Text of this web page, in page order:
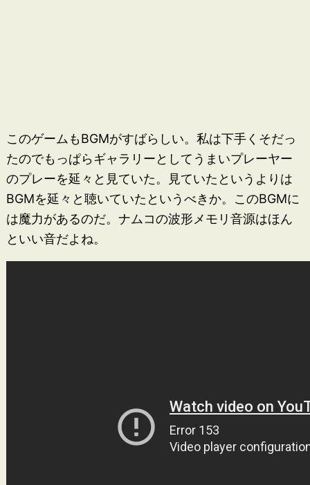
このゲームもBGMがすばらしい。私は下手くそだっ
たのでもっぱらギャラリーとしてうまいプレーヤー
のプレーを延々と見ていた。見ていたというよりは
BGMを延々と聴いていたというべきか。このBGMに
は魔力があるのだ。ナムコの波形メモリ音源はほん
といい音だよね。